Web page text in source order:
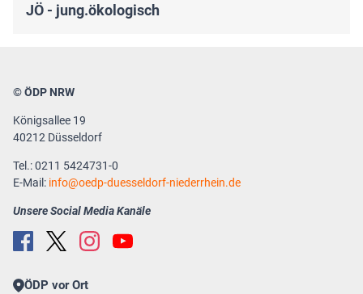
JÖ - jung.ökologisch
© ÖDP NRW
Königsallee 19
40212 Düsseldorf
Tel.: 0211 5424731-0
E-Mail: info oedp-duesseldorf-niederrhein.de
Unsere Social Media Kanäle
ÖDP vor Ort